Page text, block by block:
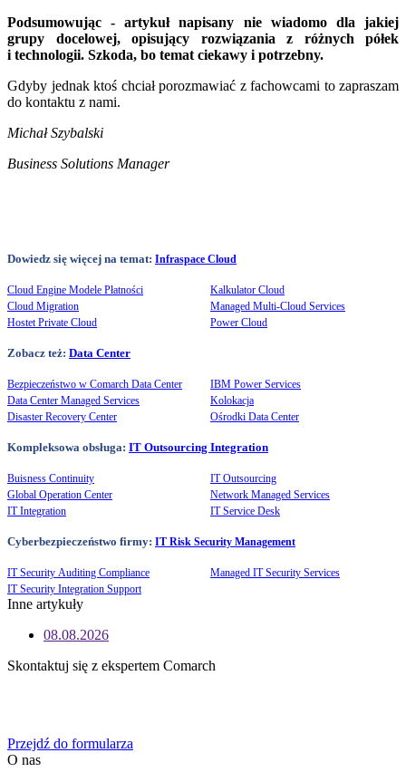
Podsumowując - artykuł napisany nie wiadomo dla jakiej
grupy docelowej, opisujący rozwiązania z różnych półek
i technologii. Szkoda, bo temat ciekawy i potrzebny.
Gdyby jednak ktoś chciał porozmawiać z fachowcami to zapraszam
do kontaktu z nami.
Michał Szybalski
Business Solutions Manager
Dowiedz się więcej na temat: Infraspace Cloud
Cloud Engine Modele Płatności
Cloud Migration
Hostet Private Cloud
Kalkulator Cloud
Managed Multi-Cloud Services
Power Cloud
Zobacz też: Data Center
Bezpieczeństwo w Comarch Data Center
Data Center Managed Services
Disaster Recovery Center
IBM Power Services
Kolokacja
Ośrodki Data Center
Kompleksowa obsługa: IT Outsourcing Integration
Buisness Continuity
Global Operation Center
IT Integration
IT Outsourcing
Network Managed Services
IT Service Desk
Cyberbezpieczeństwo firmy: IT Risk Security Management
IT Security Auditing Compliance
IT Security Integration Support
Managed IT Security Services
Inne artykuły
08.08.2026
Skontaktuj się z ekspertem Comarch
Przejdź do formularza
O nas